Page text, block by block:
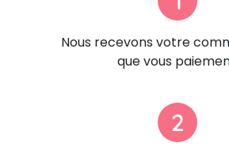
Nous recevons votre
que vous
2